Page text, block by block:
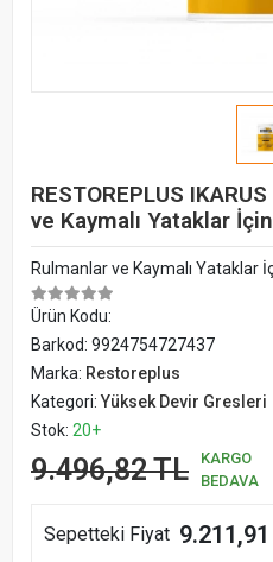
RESTOREPLUS
ve Kaymalı Yataklar
Rulmanlar ve Kaymalı Yataklar
Ürün Kodu:
Barkod: 9924754727437
Marka: Restoreplus
Kategori:Yüksek Devir Gresleri
Stok: 20+
9.496,82 TL
KARGO
BEDAVA
Sepetteki Fiyat